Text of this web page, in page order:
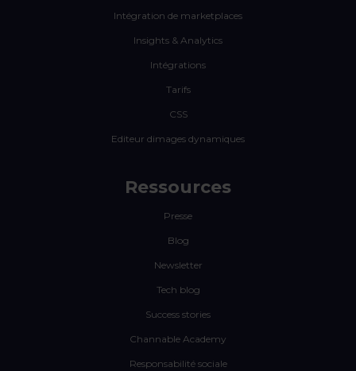
Intégration de marketplaces
Insights & Analytics
Intégrations
Tarifs
CSS
Editeur dimages dynamiques
Ressources
Presse
Blog
Newsletter
Tech blog
Success stories
Channable Academy
Responsabilité sociale